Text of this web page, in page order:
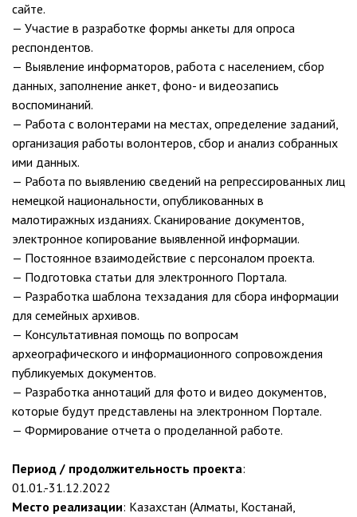
сайте.
— Участие в разработке формы анкеты для опроса
респондентов.
— Выявление информаторов, работа с населением, сбор
данных, заполнение анкет, фоно- и видеозапись
воспоминаний.
— Работа с волонтерами на местах, определение заданий,
организация работы волонтеров, сбор и анализ собранных
ими данных.
— Работа по выявлению сведений на репрессированных лиц
немецкой национальности, опубликованных в
малотиражных изданиях. Сканирование документов,
электронное копирование выявленной информации.
— Постоянное взаимодействие с персоналом проекта.
— Подготовка статьи для электронного Портала.
— Разработка шаблона техзадания для сбора информации
для семейных архивов.
— Консультативная помощь по вопросам
археографического и информационного сопровождения
публикуемых документов.
— Разработка аннотаций для фото и видео документов,
которые будут представлены на электронном Портале.
— Формирование отчета о проделанной работе.
Период / продолжительность проекта:
01.01.-31.12.2022
Место реализации: Казахстан (Алматы, Костанай,